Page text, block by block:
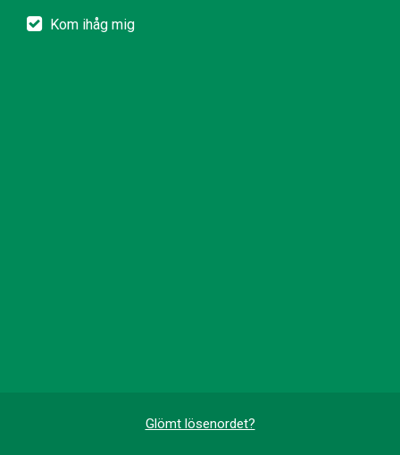
Kom ihåg mig
Glömt lösenordet?